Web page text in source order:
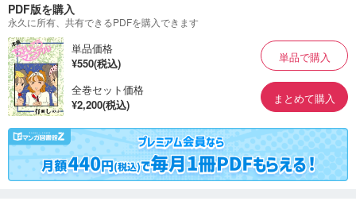
PDF版を購入
永久に所有、共有できるPDFを購入できます
単品価格
¥550(税込)
単品で購入
全巻セット価格
¥2,200(税込)
まとめて購入